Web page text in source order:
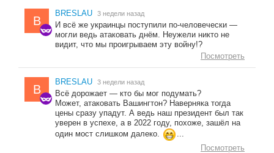
B
BRESLAU 3 недели назад
И всё же украинцы поступили по-человечески —
могли ведь атаковать днём. Неужели никто не
видит, что мы проигрываем эту войну!?
Посмотреть
B
BRESLAU 3 недели назад
Всё дорожает — кто бы мог подумать?
Может, атаковать Вашингтон? Наверняка тогда
цены сразу упадут. А ведь наш президент был так
уверен в успехе, а в 2022 году, похоже, зашёл на
один мост слишком далеко.
Посмотреть